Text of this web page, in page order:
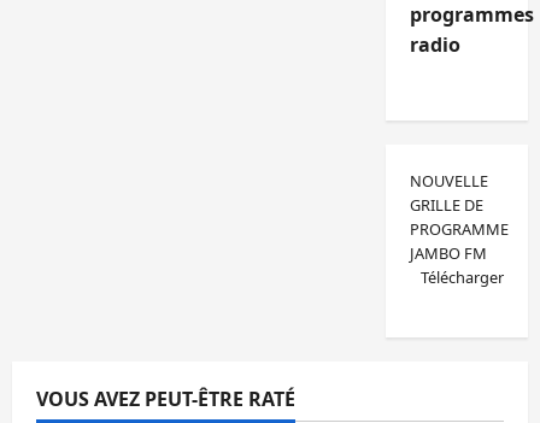
programmes
radio
NOUVELLE
GRILLE DE
PROGRAMME
JAMBO FM
Télécharger
VOUS AVEZ PEUT-ÊTRE RATÉ